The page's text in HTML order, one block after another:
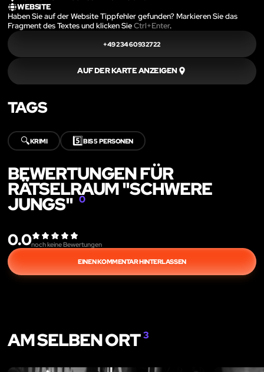
WEBSITE
Haben Sie auf der Website Tippfehler gefunden? Markieren Sie das
Fragment des Textes und klicken SieCtrl+Enter.
+49 234 60932722
AUF DER KARTE ANZEIGEN
TAGS
🔍KRIMI 5️⃣BIS 5 PERSONEN
BEWERTUNGEN FÜR
RÄTSELRAUM "SCHWERE
JUNGS" 0
0.0noch keine Bewertungen
EINEN KOMMENTAR HINTERLASSEN
AM SELBEN ORT3